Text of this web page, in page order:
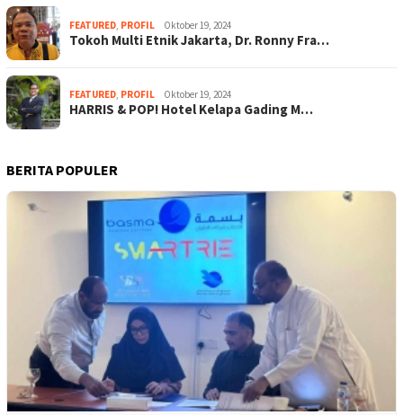
FEATURED, PROFIL Oktober 19, 2024
Tokoh Multi Etnik Jakarta, Dr. Ronny Fra…
FEATURED, PROFIL Oktober 19, 2024
HARRIS & POP! Hotel Kelapa Gading M…
BERITA POPULER